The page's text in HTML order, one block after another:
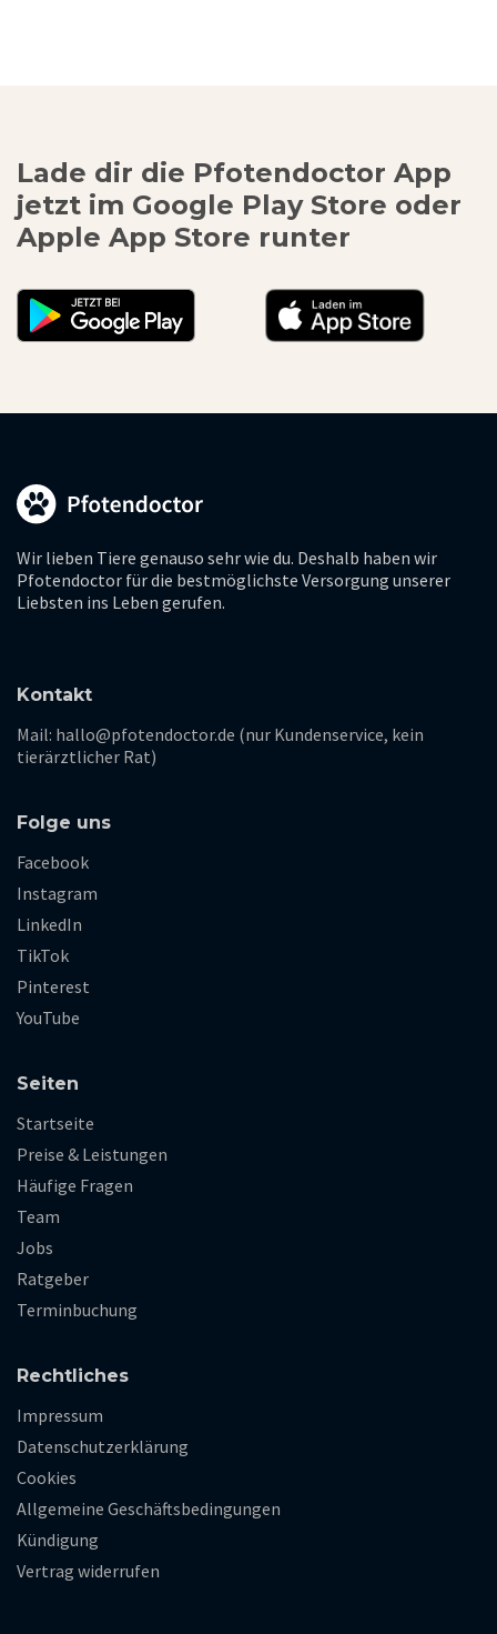
Lade dir die Pfotendoctor App
jetzt im Google Play Store oder
Apple App Store runter
Wir lieben Tiere genauso sehr wie du. Deshalb haben wir
Pfotendoctor für die bestmöglichste Versorgung unserer
Liebsten ins Leben gerufen.
Kontakt
Mail: hallo@pfotendoctor.de (nur Kundenservice, kein
tierärztlicher Rat)
Folge uns
Facebook
Instagram
LinkedIn
TikTok
Pinterest
YouTube
Seiten
Startseite
Preise & Leistungen
Häufige Fragen
Team
Jobs
Ratgeber
Terminbuchung
Rechtliches
Impressum
Datenschutzerklärung
Cookies
Allgemeine Geschäftsbedingungen
Kündigung
Vertrag widerrufen